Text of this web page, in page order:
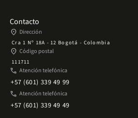
Contacto
place Dirección
Cra 1 Nº 18A - 12 Bogotá - Colombia
place Código postal
111711
phone Atención telefónica
+57 (601) 339 49 99
phone Atención telefónica
+57 (601) 339 49 49